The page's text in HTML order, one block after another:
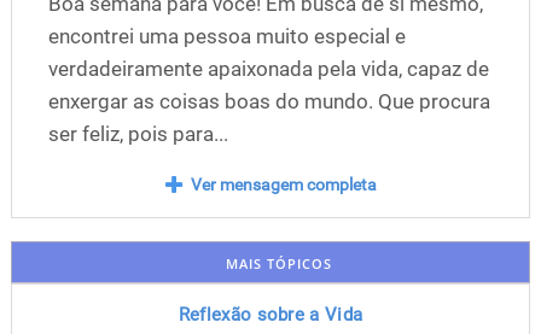
encontrei uma pessoa muito especial e
verdadeiramente apaixonada pela vida, capaz de
enxergar as coisas boas do mundo. Que procura
ser feliz, pois para...
Ver mensagem completa
MAIS TÓPICOS
Reflexão sobre a Vida